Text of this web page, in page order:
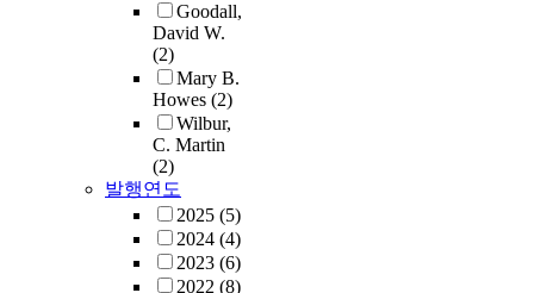
Goodall,
David W.
(2)
Mary B.
Howes (2)
Wilbur,
C. Martin
(2)
발행연도
2025 (5)
2024 (4)
2023 (6)
2022 (8)